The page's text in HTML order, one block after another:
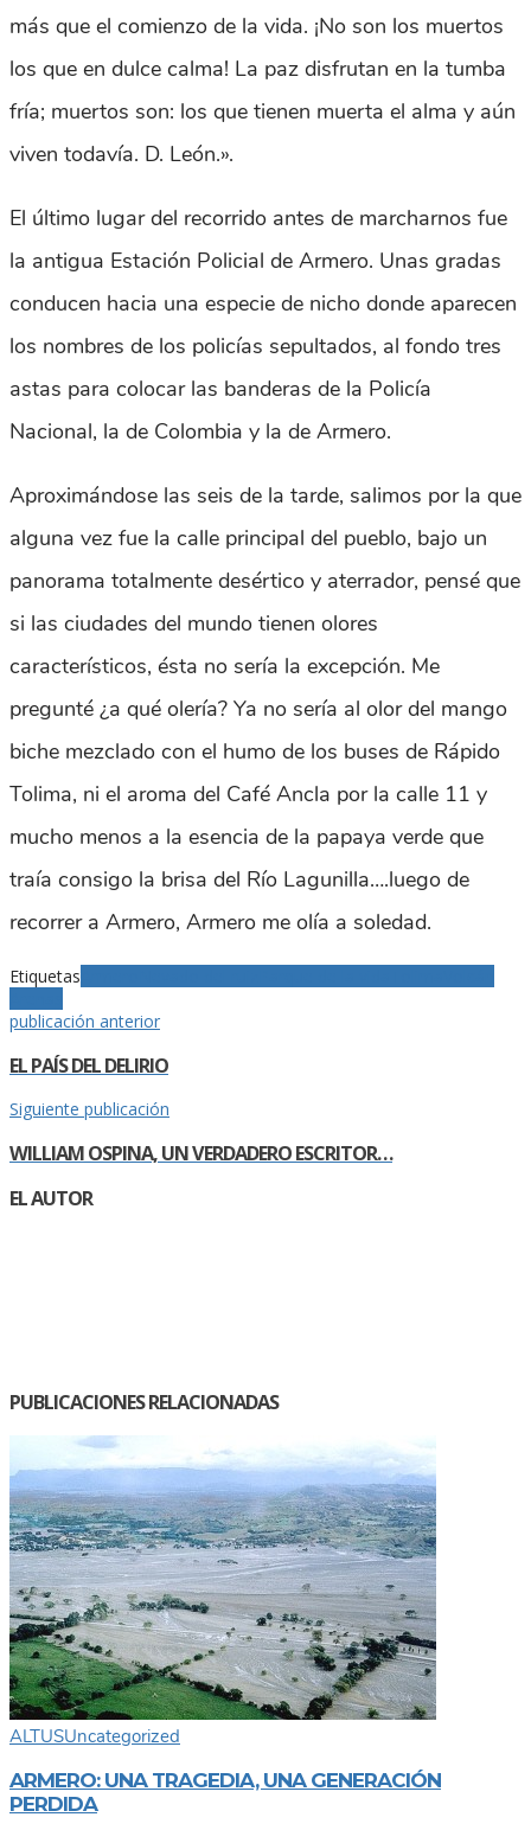
más que el comienzo de la vida. ¡No son los muertos
los que en dulce calma! La paz disfrutan en la tumba
fría; muertos son: los que tienen muerta el alma y aún
viven todavía. D. León.».
El último lugar del recorrido antes de marcharnos fue
la antigua Estación Policial de Armero. Unas gradas
conducen hacia una especie de nicho donde aparecen
los nombres de los policías sepultados, al fondo tres
astas para colocar las banderas de la Policía
Nacional, la de Colombia y la de Armero.
Aproximándose las seis de la tarde, salimos por la que
alguna vez fue la calle principal del pueblo, bajo un
panorama totalmente desértico y aterrador, pensé que
si las ciudades del mundo tienen olores
característicos, ésta no sería la excepción. Me
pregunté ¿a qué olería? Ya no sería al olor del mango
biche mezclado con el humo de los buses de Rápido
Tolima, ni el aroma del Café Ancla por la calle 11 y
mucho menos a la esencia de la papaya verde que
traía consigo la brisa del Río Lagunilla….luego de
recorrer a Armero, Armero me olía a soledad.
Etiquetas
publicación anterior
EL PAÍS DEL DELIRIO
Siguiente publicación
WILLIAM OSPINA, UN VERDADERO ESCRITOR…
EL AUTOR
PUBLICACIONES RELACIONADAS
ALTUSUncategorized
ARMERO: UNA TRAGEDIA, UNA GENERACIÓN
PERDIDA